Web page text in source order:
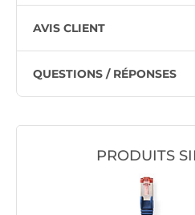
AVIS CLIENT
QUESTIONS / RÉPONSES
PRODUITS